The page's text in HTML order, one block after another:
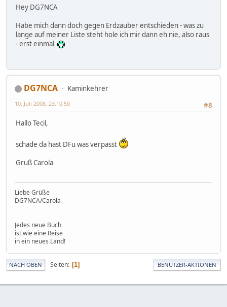
Hey DG7NCA
Habe mich dann doch gegen Erdzauber entschieden - was zu
lange auf meiner Liste steht hole ich mir dann eh nie, also raus
- erst einmal
DG7NCA
Kaminkehrer
#8
10. Juli 2008, 23:10:50
Hallo Tecil,
schade da hast DFu was verpasst
Gruß Carola
Liebe Grüße
DG7NCA/Carola
Jedes neue Buch
ist wie eine Reise
in ein neues Land!
NACH OBEN Seiten 1 BENUTZER-AKTIONEN